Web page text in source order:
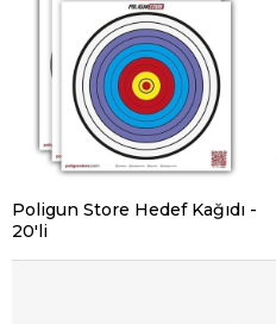
Poligun Store Hedef Kağıdı -
20'li